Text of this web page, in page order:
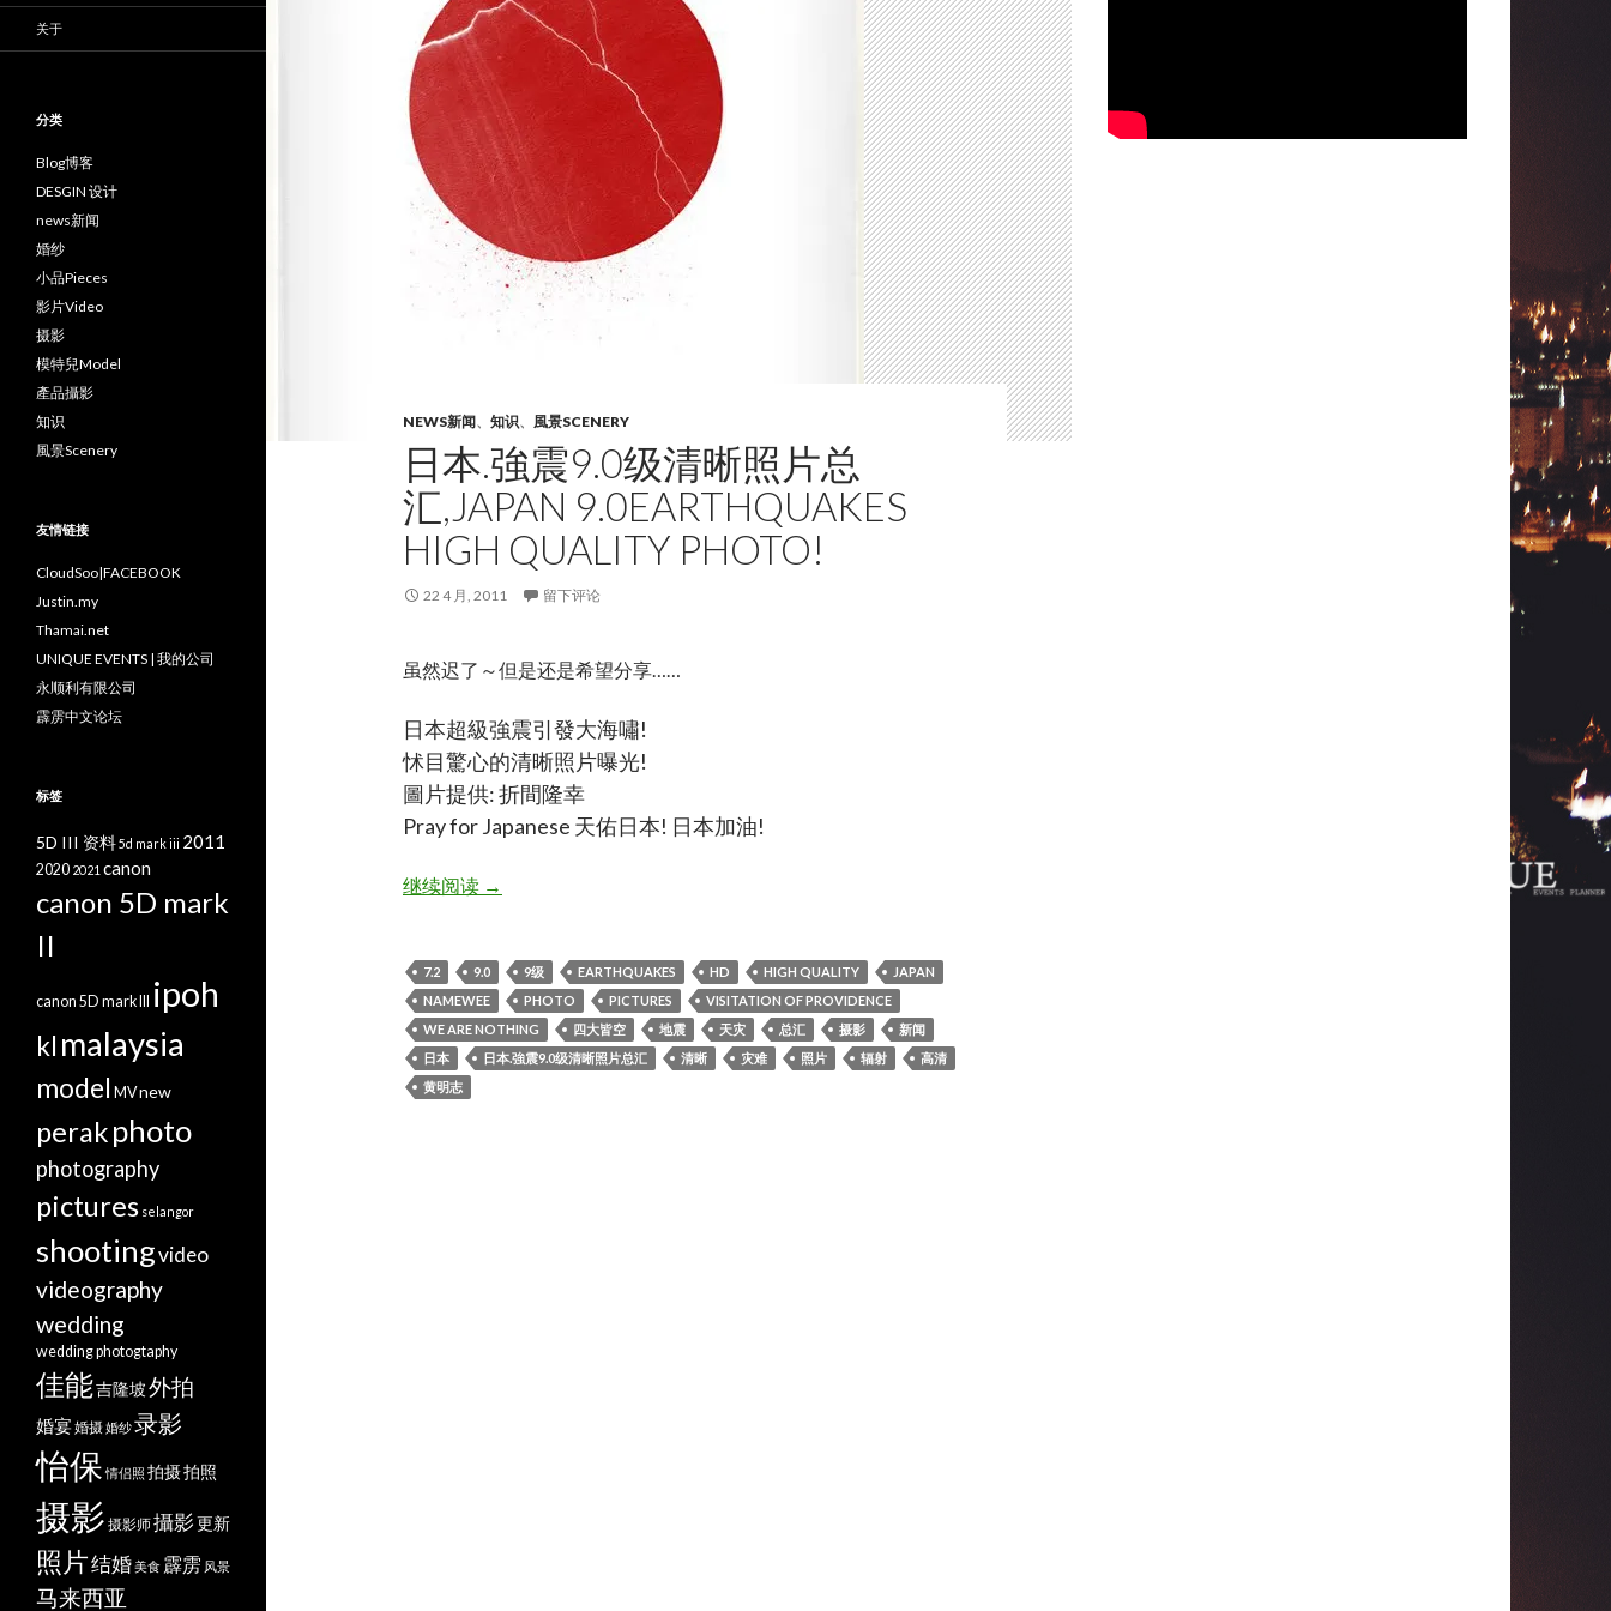
NEWS新闻、 知识、 風景SCENERY
日本.強震9.0级清晰照片总
汇,JAPAN 9.0EARTHQUAKES
HIGH QUALITY PHOTO!
22 4 月, 2011 留下评论
虽然迟了～但是还是希望分享……
日本超級強震引發大海嘯!
怵目驚心的清晰照片曝光!
圖片提供: 折間隆幸
Pray for Japanese 天佑日本! 日本加油!
继续阅读日本.強震9.0级清晰照片总汇,japan 9.0earthquakes high quality photo!
→
7.2 9.0 9级 EARTHQUAKES HD HIGH QUALITY
JAPAN
NAMEWEE
PHOTO PICTURES
VISITATION OF PROVIDENCE
WE ARE NOTHING
四大皆空 地震 天灾 总汇 摄影
新闻
日本
日本.強震9.0级清晰照片总汇 清晰 灾难 照片 辐射
高清
黄明志
关于
分类
Blog博客
DESGIN 设计
news新闻
婚纱
小品Pieces
影片Video
摄影
模特兒Model
產品攝影
知识
風景Scenery
友情链接
CloudSoo|FACEBOOK
Justin.my
Thamai.net
UNIQUE EVENTS | 我的公司
永顺利有限公司
霹雳中文论坛
标签
5D III 资料5d mark iii 2011
2020 2021 canon
canon 5D mark
II
canon 5D mark III ipoh
kl malaysia
model MVnew
perakphoto
photography
pictures selangor
shootingvideo
videography
wedding
wedding photogtaphy
佳能吉隆坡外拍
婚宴婚摄婚纱录影
怡保 情侣照 拍摄拍照
摄影 摄影师攝影更新
照片结婚美食 霹雳 风景
马来西亚